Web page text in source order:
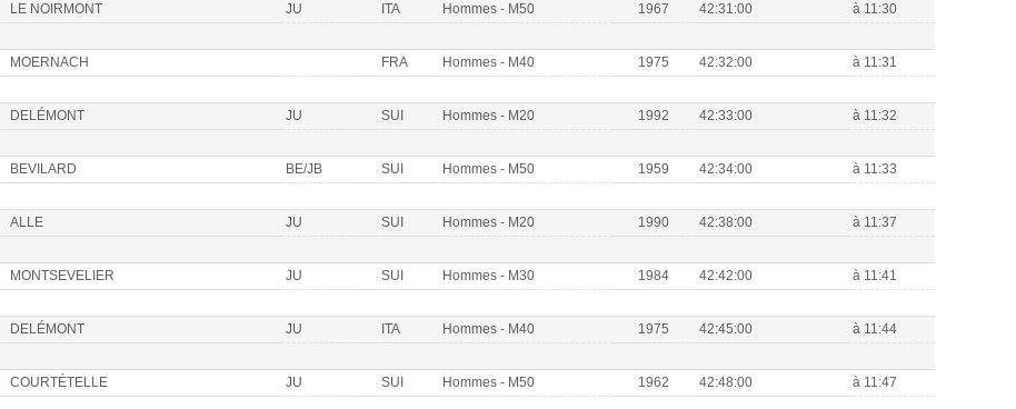
LE NOIRMONT JU ITA Hommes - M50 1967 42:31:00 à 11:30
MOERNACH FRA Hommes - M40 1975 42:32:00 à 11:31
DELÉMONT JU SUI Hommes - M20 1992 42:33:00 à 11:32
BEVILARD BE/JB SUI Hommes - M50 1959 42:34:00 à 11:33
ALLE JU SUI Hommes - M20 1990 42:38:00 à 11:37
MONTSEVELIER JU SUI Hommes - M30 1984 42:42:00 à 11:41
DELÉMONT JU ITA Hommes - M40 1975 42:45:00 à 11:44
COURTÉTELLE JU SUI Hommes - M50 1962 42:48:00 à 11:47